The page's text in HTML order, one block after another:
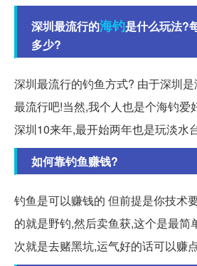
深圳最流行的海钓是什么玩法?
多少?
深圳最流行的钓鱼方式? 由于深圳
最流行吧!当然,我个人也是个海钓爱
深圳10来年,最开始两年也是玩淡水
如何靠钓鱼赚钱?
钓鱼是可以赚钱的 但前提是你技术
的就是野钓,然后卖鱼获,这个是最简
次就是去赌黑坑,运气好的话可以赚